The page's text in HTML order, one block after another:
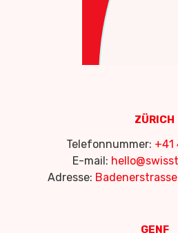
ZÜRICH
Telefonnummer: +41
E-mail:
Adresse:
GENF